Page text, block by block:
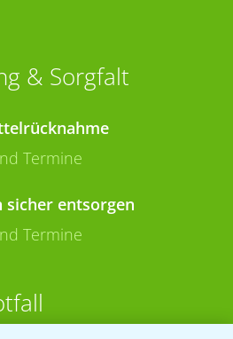
& Sorgfalt
Termine
sicher entsorgen
Termine